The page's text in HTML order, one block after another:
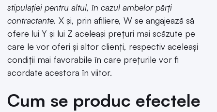
stipulației pentru altul, în cazul ambelor părți
contractante. X și, prin afiliere, W se angajează să
ofere lui Y și lui Z aceleași prețuri mai scăzute pe
care le vor oferi și altor clienți, respectiv aceleași
condiții mai favorabile în care prețurile vor fi
acordate acestora în viitor.
Cum se produc efectele